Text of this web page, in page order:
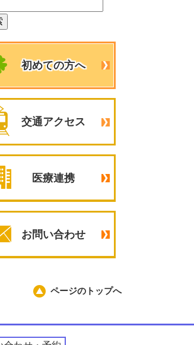
初めての方へ
交通アクセス
医療連携
お問い合わせ
ページのトップへ